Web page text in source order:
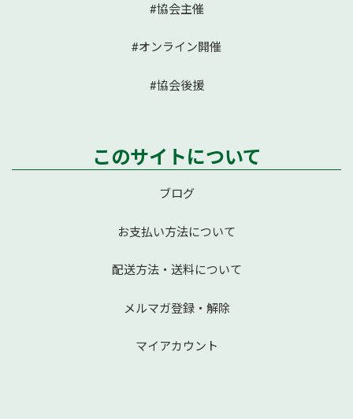
#協会主催
#オンライン開催
#協会後援
このサイトについて
ブログ
お支払い方法について
配送方法・送料について
メルマガ登録・解除
マイアカウント